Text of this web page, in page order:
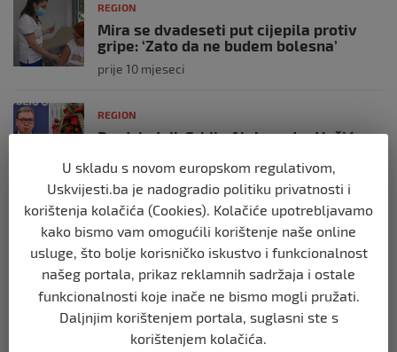
REGION
Mira se dvadeseti put cijepila protiv
gripe: ‘Zato da ne budem bolesna’
prije 10 mjeseci
REGION
Predsjednik Srbije Aleksandar Vučić
Halidu
prije 10 mjeseci
REGION
Koza ogrebala dijete u zoološkom vrtu,
roditelji zvali hitnu i policiju: “Došli su
uhapsiti kozu”
prije 10 mjeseci
U skladu s novom europskom regulativom,
Uskvijesti.ba je nadogradio politiku privatnosti i
korištenja kolačića (Cookies). Kolačiće upotrebljavamo
kako bismo vam omogućili korištenje naše online
usluge, što bolje korisničko iskustvo i funkcionalnost
našeg portala, prikaz reklamnih sadržaja i ostale
funkcionalnosti koje inače ne bismo mogli pružati.
Daljnjim korištenjem portala, suglasni ste s
korištenjem kolačića.